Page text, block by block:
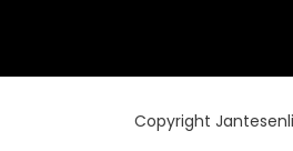
Copyright